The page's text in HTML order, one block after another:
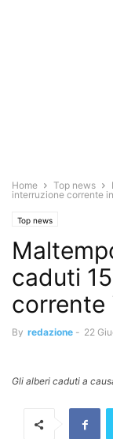
Home Top news
interruzione corrente
Top news
caduti
corrente
By redazione - 22
Gli alberi caduti a